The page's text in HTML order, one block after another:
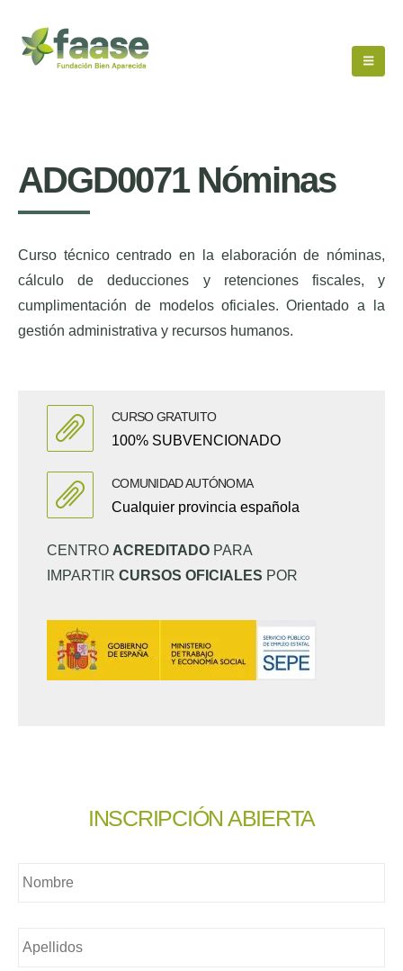
ADGD0071 Nóminas
Curso técnico centrado en la elaboración de nóminas,
cálculo de deducciones y retenciones fiscales, y
cumplimentación de modelos oficiales. Orientado a la
gestión administrativa y recursos humanos.
CURSO GRATUITO
100% SUBVENCIONADO
COMUNIDAD AUTÓNOMA
Cualquier provincia española
CENTRO ACREDITADO PARA
IMPARTIR CURSOS OFICIALES POR
INSCRIPCIÓN ABIERTA